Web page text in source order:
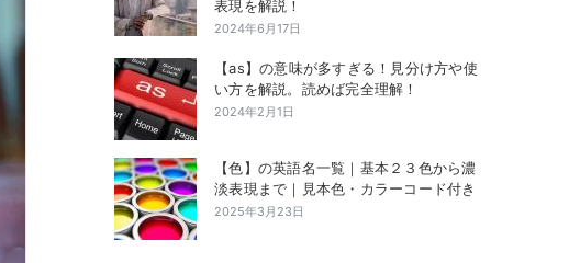
表現を解説！
2024年6月17日
【as】の意味が多すぎる！見分け方や使
い方を解説。読めば完全理解！
2024年2月1日
【色】の英語名一覧｜基本２３色から濃
淡表現まで｜見本色・カラーコード付き
2025年3月23日